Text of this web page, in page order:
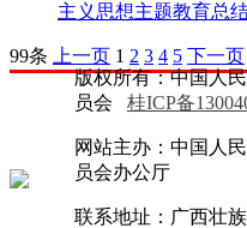
主义思想主题教育总
99条 上一页 1 2 3 4 5 下一页
版权所有：中国人
员会 桂ICP备
网站主办：中国人
员会办公厅
联系地址：广西壮